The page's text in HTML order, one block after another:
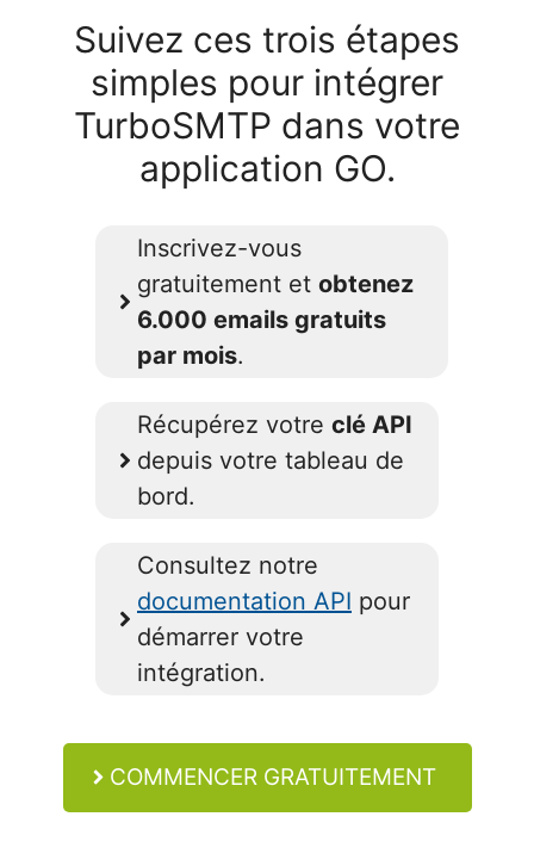
Suivez ces trois étapes
simples pour intégrer
TurboSMTP dans votre
application GO.
Inscrivez-vous
gratuitement et obtenez
6.000 emails gratuits
par mois.
Récupérez votre clé API
depuis votre tableau de
bord.
Consultez notre
documentation API pour
démarrer votre
intégration.
COMMENCER GRATUITEMENT